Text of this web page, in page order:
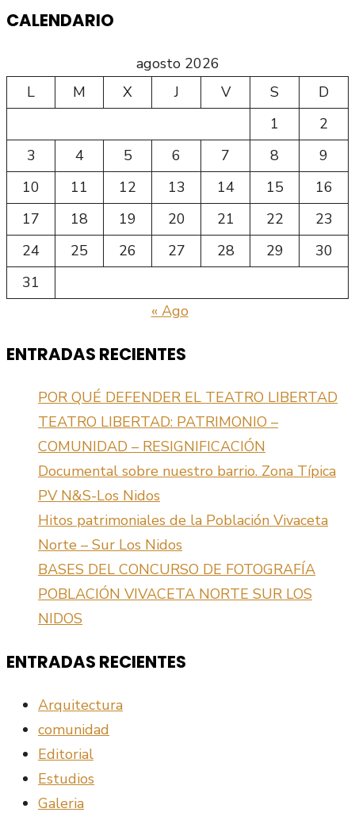
CALENDARIO
agosto 2026
L
M X J V S
D
1
2
3
4 5 6 7 8
9
10
11 12 13 14 15
16
17
18 19 20 21 22
23
24
25 26 27 28 29
30
31
« Ago
ENTRADAS RECIENTES
POR QUÉ DEFENDER EL TEATRO LIBERTAD
TEATRO LIBERTAD: PATRIMONIO –
COMUNIDAD – RESIGNIFICACIÓN
Documental sobre nuestro barrio. Zona Típica
PV N&S-Los Nidos
Hitos patrimoniales de la Población Vivaceta
Norte – Sur Los Nidos
BASES DEL CONCURSO DE FOTOGRAFÍA
POBLACIÓN VIVACETA NORTE SUR LOS
NIDOS
ENTRADAS RECIENTES
Arquitectura
comunidad
Editorial
Estudios
Galeria